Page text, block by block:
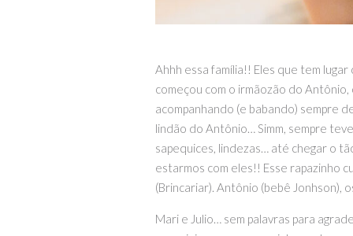
Ahhh essa família!! Eles que tem
começou com o irmãozão do
acompanhando (e babando) sempre
lindão do Antônio… Simm, sempre
sapequices, lindezas… até chegar o
estarmos com eles!! Esse rapazinho
(Brincariar). Antônio (bebê Jonhson),
Mari e Julio… sem palavras para